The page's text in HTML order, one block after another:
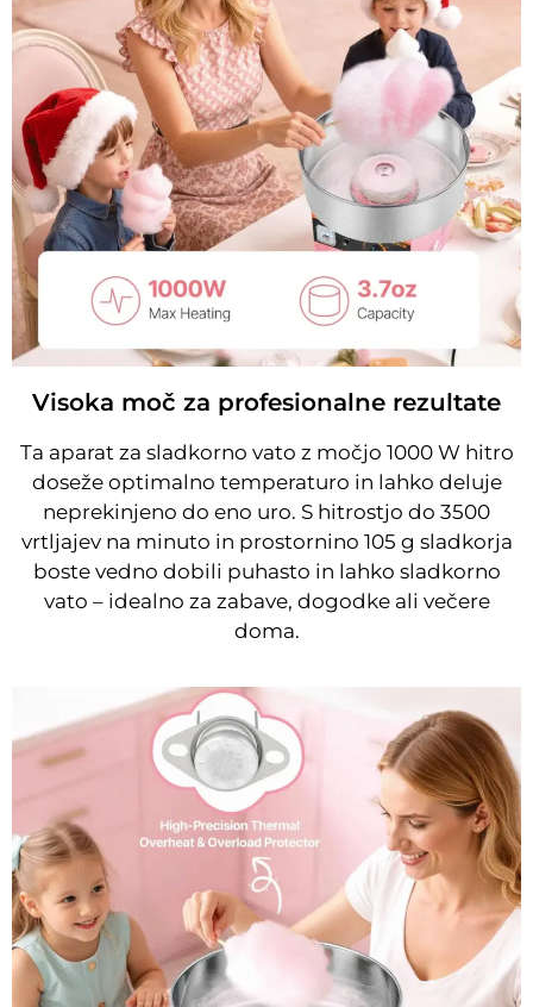
Visoka moč za profesionalne rezultate
Ta aparat za sladkorno vato z močjo 1000 W hitro
doseže optimalno temperaturo in lahko deluje
neprekinjeno do eno uro. S hitrostjo do 3500
vrtljajev na minuto in prostornino 105 g sladkorja
boste vedno dobili puhasto in lahko sladkorno
vato – idealno za zabave, dogodke ali večere
doma.